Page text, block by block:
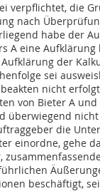
verpflichtet, die
nach
habe der
A eine
der
sei
nicht
von Bieter A
überwiegend
die
einordne, gehe
beschäftigt,